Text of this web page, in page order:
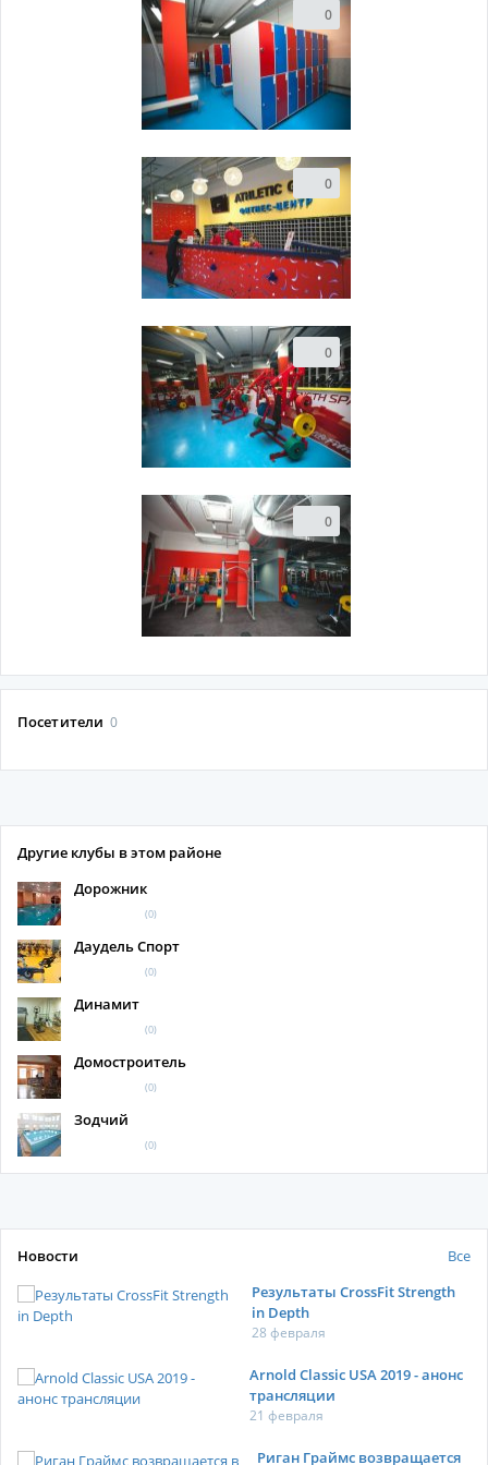
0
0
0
0
Посетители 0
Другие клубы в этом районе
Дорожник
(0)
Даудель Спорт
(0)
Динамит
(0)
Домостроитель
(0)
Зодчий
(0)
Новости
Все
Результаты CrossFit Strength
in Depth
28 февраля
Arnold Classic USA 2019 - анонс
трансляции
21 февраля
Риган Граймс возвращается